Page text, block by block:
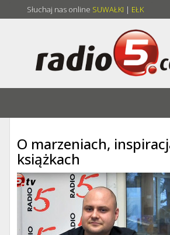
Słuchaj nas online SUWAŁKI | EŁK
O marzeniach,
książkach